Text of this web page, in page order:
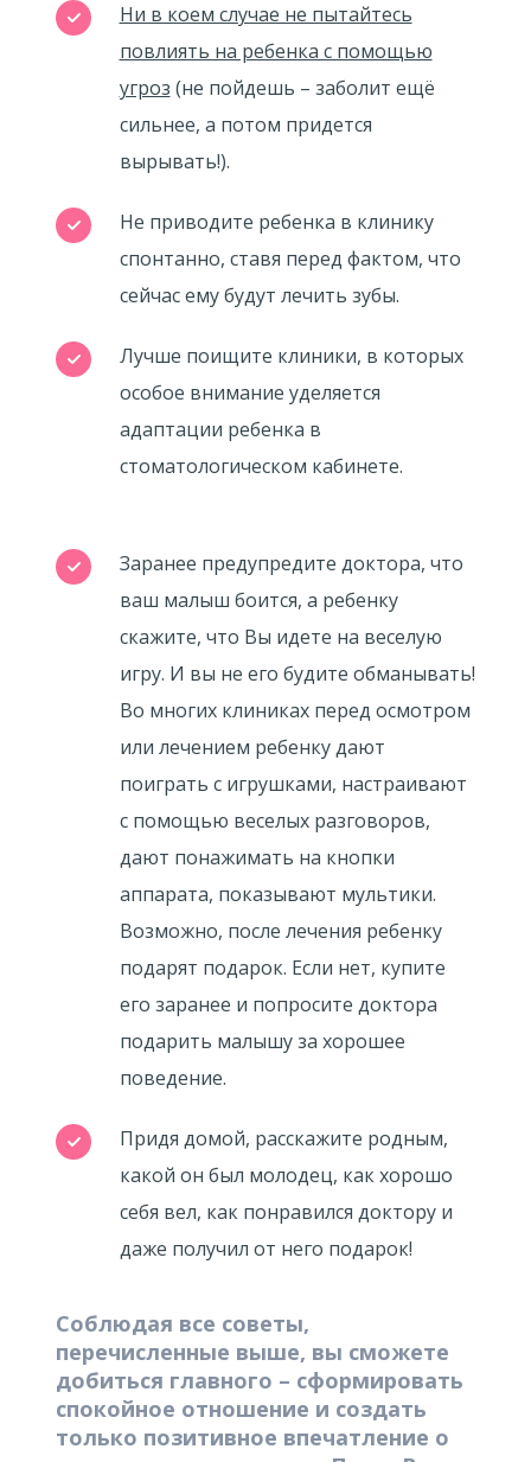
Ни в коем случае не пытайтесь
повлиять на ребенка с помощью
угроз (не пойдешь – заболит ещё
сильнее, а потом придется
вырывать!).
Не приводите ребенка в клинику
спонтанно, ставя перед фактом, что
сейчас ему будут лечить зубы.
Лучше поищите клиники, в которых
особое внимание уделяется
адаптации ребенка в
стоматологическом кабинете.
Заранее предупредите доктора, что
ваш малыш боится, а ребенку
скажите, что Вы идете на веселую
игру. И вы не его будите обманывать!
Во многих клиниках перед осмотром
или лечением ребенку дают
поиграть с игрушками, настраивают
с помощью веселых разговоров,
дают понажимать на кнопки
аппарата, показывают мультики.
Возможно, после лечения ребенку
подарят подарок. Если нет, купите
его заранее и попросите доктора
подарить малышу за хорошее
поведение.
Придя домой, расскажите родным,
какой он был молодец, как хорошо
себя вел, как понравился доктору и
даже получил от него подарок!
Соблюдая все советы,
перечисленные выше, вы сможете
добиться главного – сформировать
спокойное отношение и создать
только позитивное впечатление о